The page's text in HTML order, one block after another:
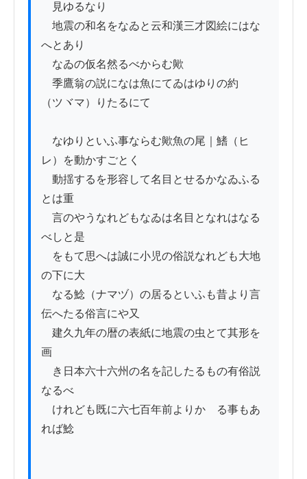
見ゆるなり
地震の和名をなゐと云和漢三才図絵にはな
へとあり
なゐの仮名然るべからむ歟
季鷹翁の説になは魚にてゐはゆりの約
（ツヾマ）りたるにて
なゆりといふ事ならむ歟魚の尾｜鰭（ヒ
レ）を動かすごとく
動揺するを形容して名目とせるかなゐふる
とは重
言のやうなれどもなゐは名目となれはなる
べしと是
をもて思へは誠に小児の俗説なれども大地
の下に大
なる鯰（ナマヅ）の居るといふも昔より言
伝へたる俗言にや又
建久九年の暦の表紙に地震の虫とて其形を
画
き日本六十六州の名を記したるもの有俗説
なるべ
けれども既に六七百年前よりかゝる事もあ
れば鯰